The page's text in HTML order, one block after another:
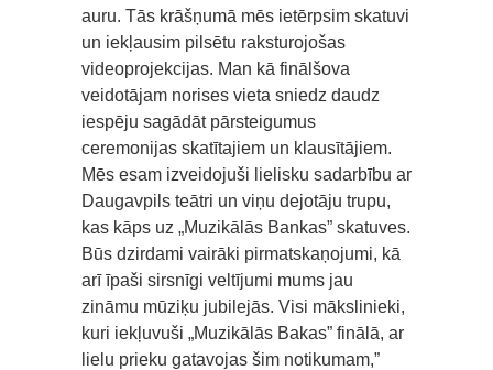
auru. Tās krāšņumā mēs ietērpsim skatuvi
un iekļausim pilsētu raksturojošas
videoprojekcijas. Man kā finālšova
veidotājam norises vieta sniedz daudz
iespēju sagādāt pārsteigumus
ceremonijas skatītajiem un klausītājiem.
Mēs esam izveidojuši lielisku sadarbību ar
Daugavpils teātri un viņu dejotāju trupu,
kas kāps uz „Muzikālās Bankas” skatuves.
Būs dzirdami vairāki pirmatskaņojumi, kā
arī īpaši sirsnīgi veltījumi mums jau
zināmu mūziķu jubilejās. Visi mākslinieki,
kuri iekļuvuši „Muzikālās Bakas” finālā, ar
lielu prieku gatavojas šim notikumam,”